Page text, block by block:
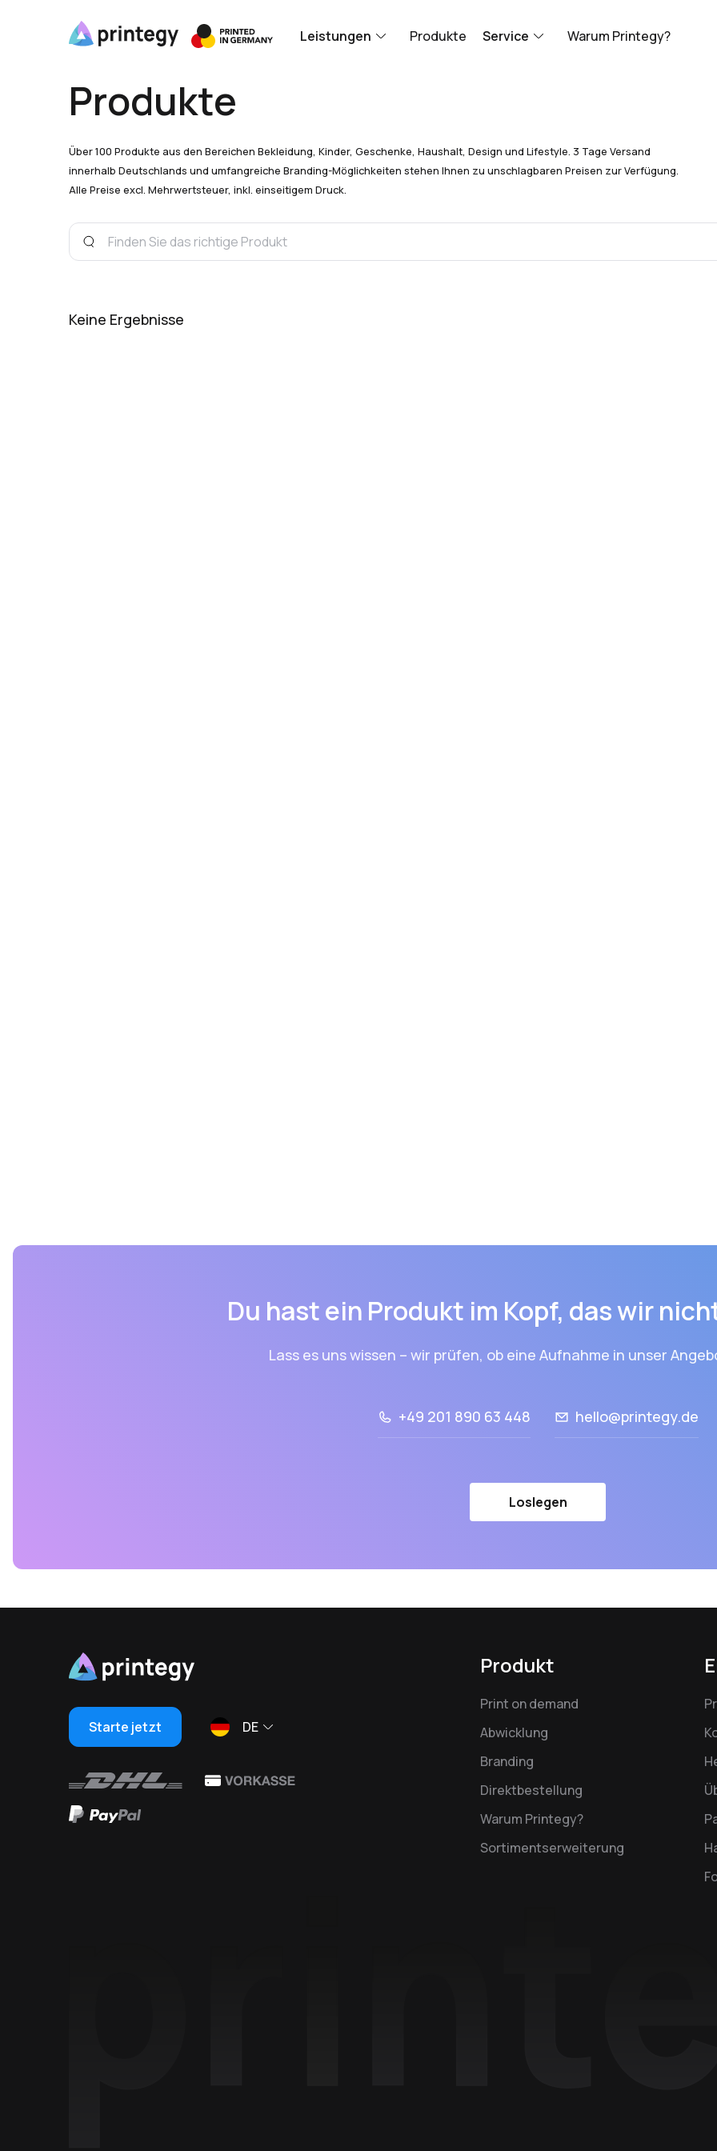
Leistungen Produkte Service Warum Printegy?
Produkte
Über 100 Produkte aus den Bereichen Bekleidung, Kinder, Geschenke, Haushalt, Design und Lifestyle. 3 Tage Versand
innerhalb Deutschlands und umfangreiche Branding-Möglichkeiten stehen Ihnen zu unschlagbaren Preisen zur Verfügung.
Alle Preise excl. Mehrwertsteuer, inkl. einseitigem Druck.
Keine Ergebnisse
Du hast ein Produkt im Kopf, das wir
Lass es uns wissen – wir prüfen, ob eine Aufnahme in unser
+49 201 890 63 448 hello@printegy.de
Loslegen
Starte jetzt DE
Produkt
Print on demand
Abwicklung
Branding
Direktbestellung
Warum Printegy?
Sortimentserweiterung